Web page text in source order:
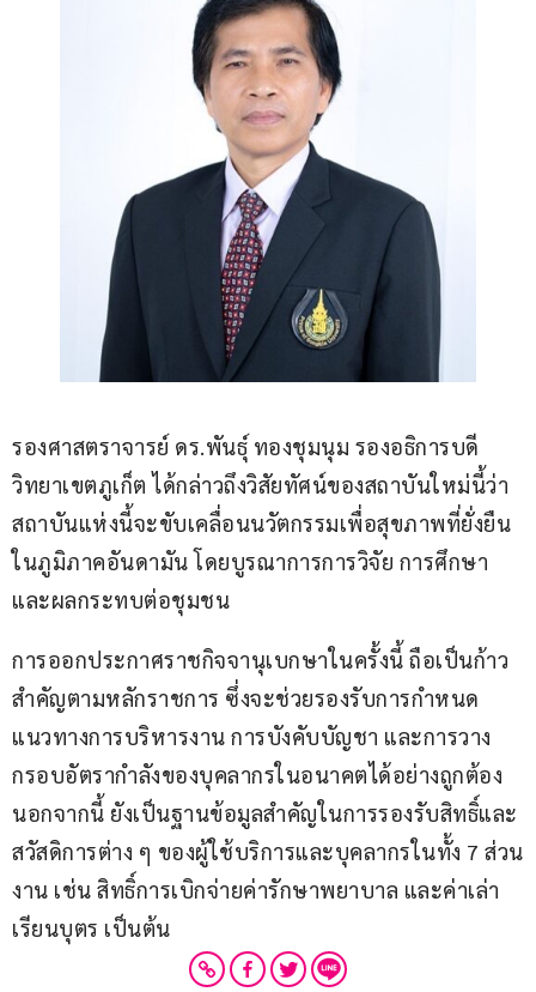
รองศาสตราจารย์ ดร.พันธุ์ ทองชุมนุม รองอธิการบดี
วิทยาเขตภูเก็ต ได้กล่าวถึงวิสัยทัศน์ของสถาบันใหม่นี้ว่า
สถาบันแห่งนี้จะขับเคลื่อนนวัตกรรมเพื่อสุขภาพที่ยั่งยืน
ในภูมิภาคอันดามัน โดยบูรณาการการวิจัย การศึกษา
และผลกระทบต่อชุมชน
การออกประกาศราชกิจจานุเบกษาในครั้งนี้ ถือเป็นก้าว
สำคัญตามหลักราชการ ซึ่งจะช่วยรองรับการกำหนด
แนวทางการบริหารงาน การบังคับบัญชา และการวาง
กรอบอัตรากำลังของบุคลากรในอนาคตได้อย่างถูกต้อง
นอกจากนี้ ยังเป็นฐานข้อมูลสำคัญในการรองรับสิทธิ์และ
สวัสดิการต่าง ๆ ของผู้ใช้บริการและบุคลากรในทั้ง 7 ส่วน
งาน เช่น สิทธิ์การเบิกจ่ายค่ารักษาพยาบาล และค่าเล่า
เรียนบุตร เป็นต้น